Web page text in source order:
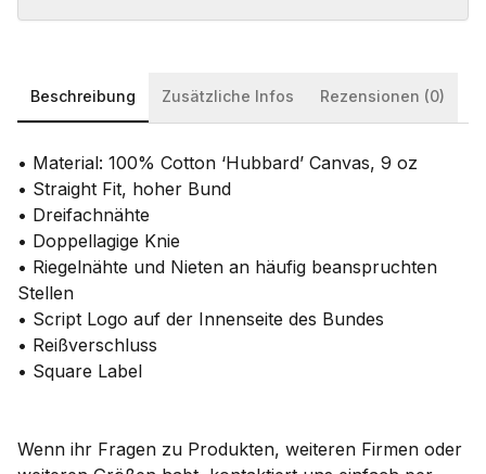
Beschreibung Zusätzliche Infos Rezensionen (0)
• Material: 100% Cotton ‘Hubbard’ Canvas, 9 oz
• Straight Fit, hoher Bund
• Dreifachnähte
• Doppellagige Knie
• Riegelnähte und Nieten an häufig beanspruchten
Stellen
• Script Logo auf der Innenseite des Bundes
• Reißverschluss
• Square Label
Wenn ihr Fragen zu Produkten, weiteren Firmen oder